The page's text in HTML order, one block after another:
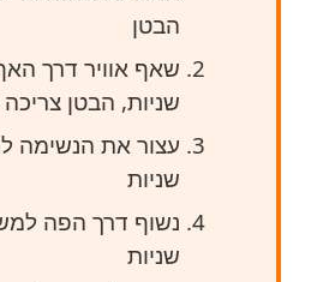
הבטן
שניות, הבטן
שניות
שניות